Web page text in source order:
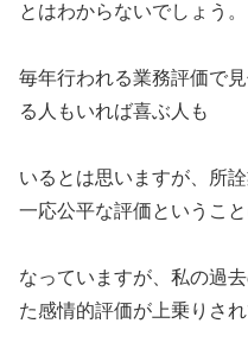
とはわからないでしょう。
毎年行われる業務評価で
る人もいれば喜ぶ人も
いるとは思いますが、所
一応公平な評価というこ
なっていますが、私の過
た感情的評価が上乗りさ